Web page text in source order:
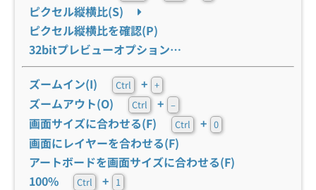
ピクセル縦横比(S)
ピクセル縦横比を確認(P)
32bitプレビューオプション…
ズームイン(I) Ctrl + +
ズームアウト(O) Ctrl + –
画面サイズに合わせる(F) Ctrl + 0
画面にレイヤーを合わせる(F)
アートボードを画面サイズに合わせる(F)
100%
Ctrl + 1